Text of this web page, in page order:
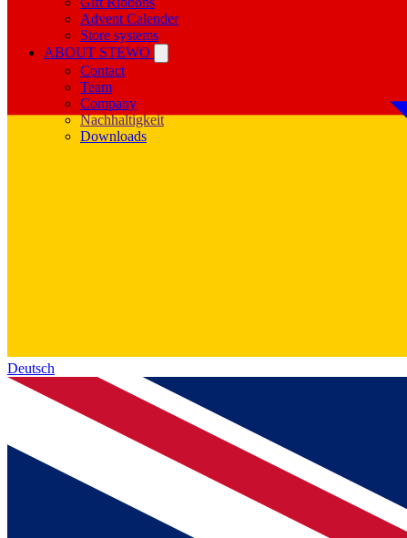
Advent Calender
Store systems
ABOUT STEWO
Contact
Team
Company
Nachhaltigkeit
Downloads
Deutsch